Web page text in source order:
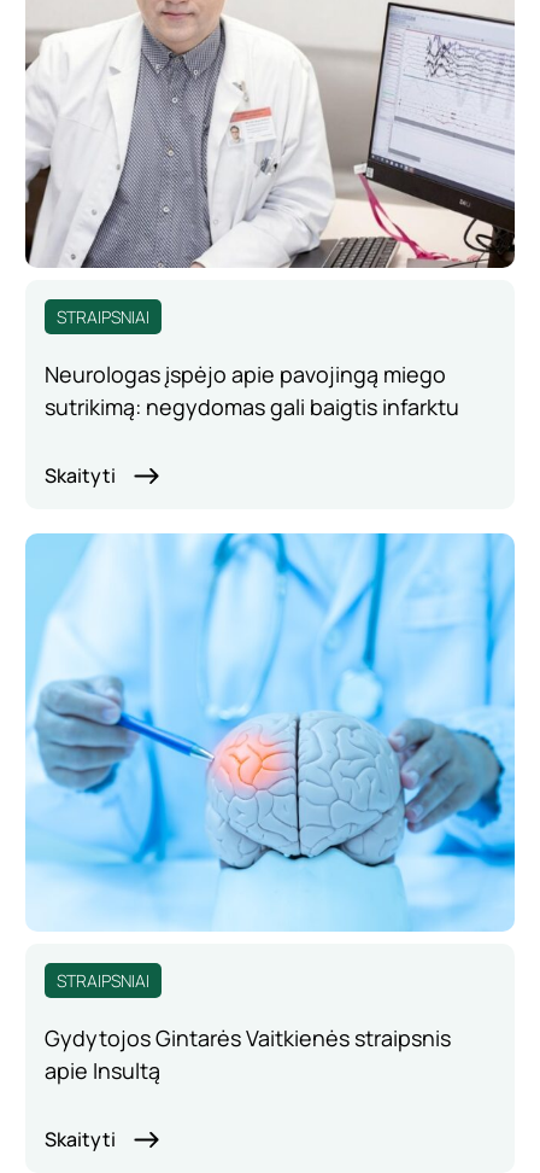
STRAIPSNIAI
Neurologas įspėjo apie pavojingą miego
sutrikimą: negydomas gali baigtis infarktu
Skaityti
STRAIPSNIAI
Gydytojos Gintarės Vaitkienės straipsnis
apie Insultą
Skaityti